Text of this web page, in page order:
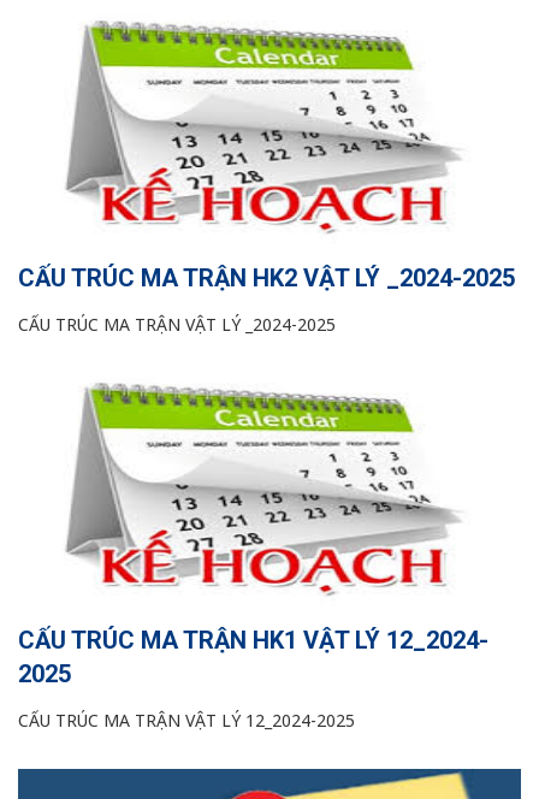
CẤU TRÚC MA TRẬN HK2 VẬT LÝ _2024-2025
CẤU TRÚC MA TRẬN VẬT LÝ _2024-2025
CẤU TRÚC MA TRẬN HK1 VẬT LÝ 12_2024-
2025
CẤU TRÚC MA TRẬN VẬT LÝ 12_2024-2025